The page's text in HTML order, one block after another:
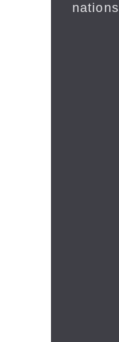
nations